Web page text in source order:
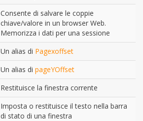
Consente di salvare le coppie
chiave/valore in un browser Web.
Memorizza i dati per una sessione
Un alias di Pagexoffset
Un alias di pageYOffset
Restituisce la finestra corrente
Imposta o restituisce il testo nella barra
di stato di una finestra